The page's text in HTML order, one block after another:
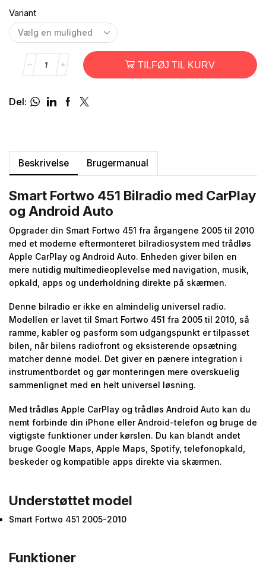
Variant
TILFØJ TIL KURV
Del:
Beskrivelse Brugermanual
Smart Fortwo 451 Bilradio med CarPlay
og Android Auto
Opgrader din Smart Fortwo 451 fra årgangene 2005 til 2010
med et moderne eftermonteret bilradiosystem med trådløs
Apple CarPlay og Android Auto. Enheden giver bilen en
mere nutidig multimedieoplevelse med navigation, musik,
opkald, apps og underholdning direkte på skærmen.
Denne bilradio er ikke en almindelig universel radio.
Modellen er lavet til Smart Fortwo 451 fra 2005 til 2010, så
ramme, kabler og pasform som udgangspunkt er tilpasset
bilen, når bilens radiofront og eksisterende opsætning
matcher denne model. Det giver en pænere integration i
instrumentbordet og gør monteringen mere overskuelig
sammenlignet med en helt universel løsning.
Med trådløs Apple CarPlay og trådløs Android Auto kan du
nemt forbinde din iPhone eller Android-telefon og bruge de
vigtigste funktioner under kørslen. Du kan blandt andet
bruge Google Maps, Apple Maps, Spotify, telefonopkald,
beskeder og kompatible apps direkte via skærmen.
Understøttet model
Smart Fortwo 451 2005-2010
Funktioner